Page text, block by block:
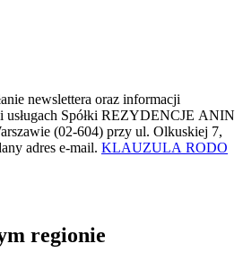
newslettera oraz informacji
usługach Spółki REZYDENCJE ANIN
(02-604) przy ul. Olkuskiej 7,
adres e-mail. KLAUZULA RODO
regionie